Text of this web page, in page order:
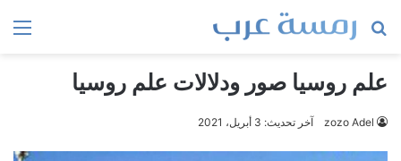
بحث
علم روسيا صور ودلالات علم روسيا
zozo Adel آخر تحديث: 3 أبريل، 2021